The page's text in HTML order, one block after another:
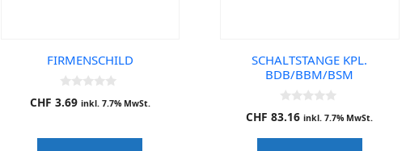
FIRMENSCHILD
0
o
o
CHF 3.69 inkl. 7.7% MwSt.
SCHALTSTANGE KPL.
BDB/BBM/BSM
0
o
CHF 83.16 inkl. 7.7% MwSt.